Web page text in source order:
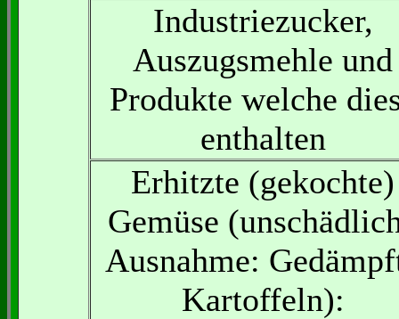
Industriezucker,
Auszugsmehle und
Produkte welche
enthalten
Erhitzte (gekochte)
Gemüse
Ausnahme:
Kartoffeln):